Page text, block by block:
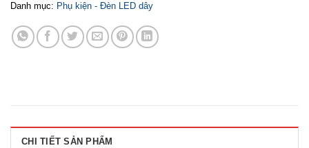
Danh mục: Phụ kiện - Đèn LED dây
CHI TIẾT SẢN PHẨM